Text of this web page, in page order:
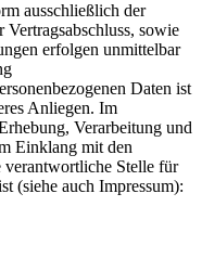
ausschließlich der
sowie
erfolgen unmittelbar
Daten ist
Anliegen. Im
Verarbeitung und
Einklang mit den
verantwortliche Stelle für
(siehe auch Impressum):